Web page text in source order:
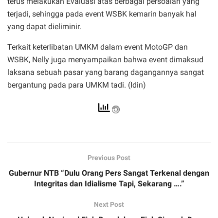
terjadi, sehingga pada event WSBK kemarin banyak hal
yang dapat dieliminir.
Terkait keterlibatan UMKM dalam event MotoGP dan
WSBK, Nelly juga menyampaikan bahwa event dimaksud
laksana sebuah pasar yang barang dagangannya sangat
bergantung pada para UMKM tadi. (Idin)
Previous Post
Gubernur NTB “Dulu Orang Pers Sangat Terkenal dengan
Integritas dan Idialisme Tapi, Sekarang ….”
Next Post